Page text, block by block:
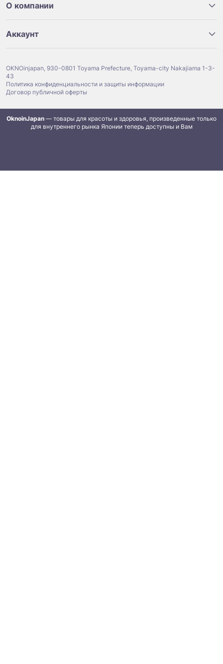
О компании
Аккаунт
OKNOinjapan, 930-0801 Toyama Prefecture, Toyama-city Nakajiama 1-3-
43
Политика конфиденциальности и защиты информации
Договор публичной оферты
OknoinJapan — товары для красоты и здоровья, произведенные только
для внутреннего рынка Японии теперь доступны и Вам